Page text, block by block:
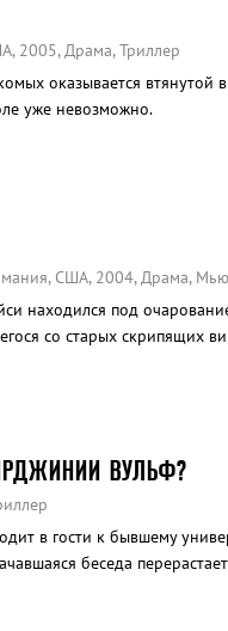
2005, Драма, Триллер
оказывается втянутой
уже невозможно.
США, 2004, Драма,
находился под
со старых скрипящих
ВУЛЬФ?
в гости к бывшему
беседа